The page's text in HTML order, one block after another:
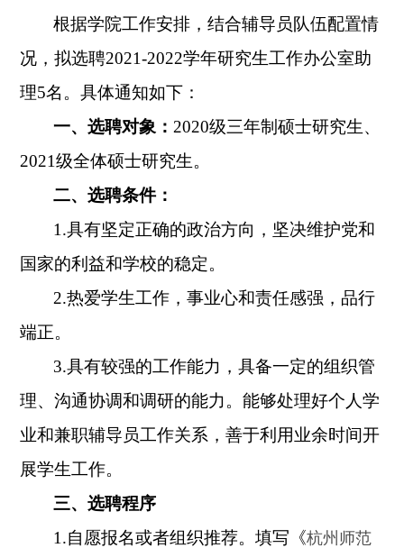
根据学院工作安排，结合辅导员队伍配置情
况，拟选聘2021-2022学年研究生工作办公室助
理5名。具体通知如下：
一、选聘对象： 2020级三年制硕士研究生、
2021级全体硕士研究生。
二、选聘条件：
1.具有坚定正确的政治方向，坚决维护党和
国家的利益和学校的稳定。
2.热爱学生工作，事业心和责任感强，品行
端正。
3.具有较强的工作能力，具备一定的组织管
理、沟通协调和调研的能力。能够处理好个人学
业和兼职辅导员工作关系，善于利用业余时间开
展学生工作。
三、选聘程序
1.自愿报名或者组织推荐。填写《杭州师范